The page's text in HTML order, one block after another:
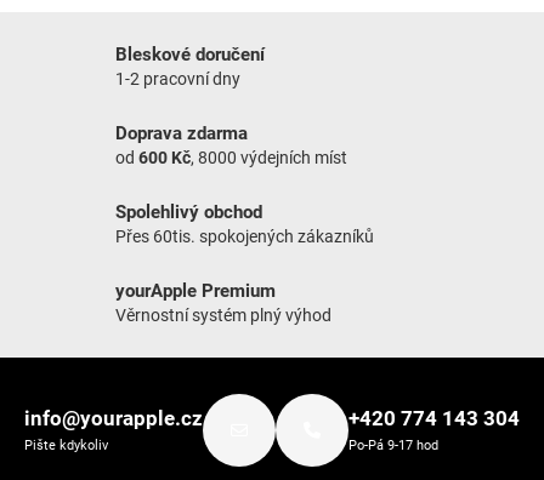
Bleskové doručení
1-2 pracovní dny
Doprava zdarma
od 600 Kč, 8000 výdejních míst
Spolehlivý obchod
Přes 60tis. spokojených zákazníků
yourApple Premium
Věrnostní systém plný výhod
info@yourapple.cz
Pište kdykoliv
+420 774 143 304
Po-Pá 9-17 hod